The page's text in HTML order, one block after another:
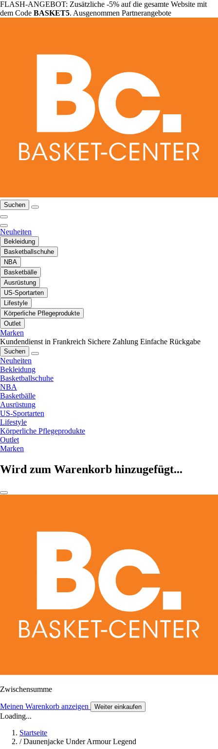
FLASH-ANGEBOT: Zusätzliche -5% auf die gesamte Website mit
dem Code BASKET5. Ausgenommen Partnerangebote
Suchen
Neuheiten
Bekleidung
Basketballschuhe
NBA
Basketbälle
Ausrüstung
US-Sportarten
Lifestyle
Körperliche Pflegeprodukte
Outlet
Marken
Kundendienst in Frankreich Sichere Zahlung Einfache Rückgabe
Suchen
Neuheiten
Bekleidung
Basketballschuhe
NBA
Basketbälle
Ausrüstung
US-Sportarten
Lifestyle
Körperliche Pflegeprodukte
Outlet
Marken
Wird zum Warenkorb hinzugefügt...
Zwischensumme
Meinen Warenkorb anzeigen Weiter einkaufen
Loading...
Startseite
/ Daunenjacke Under Armour Legend